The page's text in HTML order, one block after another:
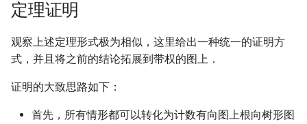
定理证明
观察上述定理形式极为相似，这里给出一种统一的证明方
式，并且将之前的结论拓展到带权的图上．
证明的大致思路如下：
首先，所有情形都可以转化为计数有向图上根向树形图